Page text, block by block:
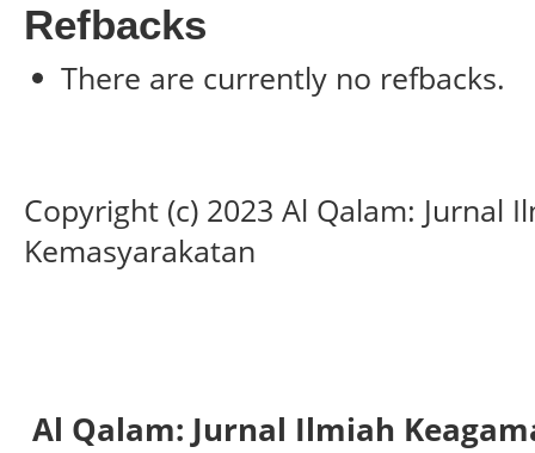
Refbacks
There are currently no refbacks.
Copyright (c) 2023 Al Qalam: Jurnal
Kemasyarakatan
Al Qalam: Jurnal Ilmiah